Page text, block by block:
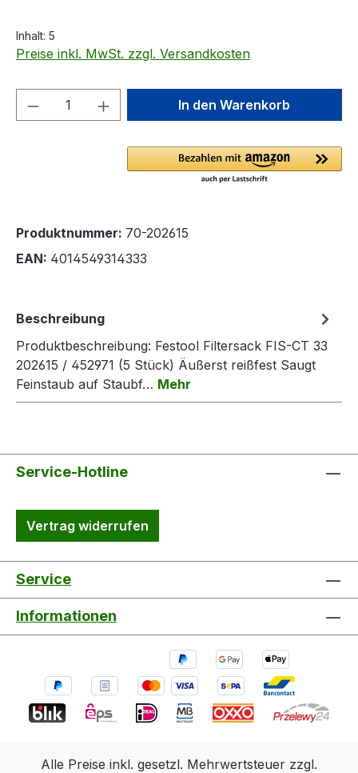
Inhalt: 5
Preise inkl. MwSt. zzgl. Versandkosten
Produkt Anzahl: Gib denIn den Warenkorb
Produktnummer: 70-202615
EAN: 4014549314333
Beschreibung
Produktbeschreibung: Festool Filtersack FIS-CT 33
202615 / 452971 (5 Stück) Äußerst reißfest Saugt
Feinstaub auf Staubf… Mehr
Service-Hotline
Vertrag widerrufen
Service
Informationen
Alle Preise inkl. gesetzl. Mehrwertsteuer zzgl.